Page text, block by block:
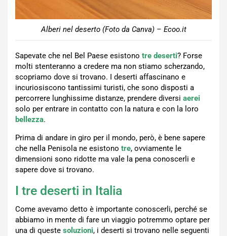
Alberi nel deserto (Foto da Canva) – Ecoo.it
Sapevate che nel Bel Paese esistono tre deserti? Forse
molti stenteranno a credere ma non stiamo scherzando,
scopriamo dove si trovano. I deserti affascinano e
incuriosiscono tantissimi turisti, che sono disposti a
percorrere lunghissime distanze, prendere diversi aerei
solo per entrare in contatto con la natura e con la loro
bellezza.
Prima di andare in giro per il mondo, però, è bene sapere
che nella Penisola ne esistono tre, ovviamente le
dimensioni sono ridotte ma vale la pena conoscerli e
sapere dove si trovano.
I tre deserti in Italia
Come avevamo detto è importante conoscerli, perché se
abbiamo in mente di fare un viaggio potremmo optare per
una di queste soluzioni, i deserti si trovano nelle seguenti